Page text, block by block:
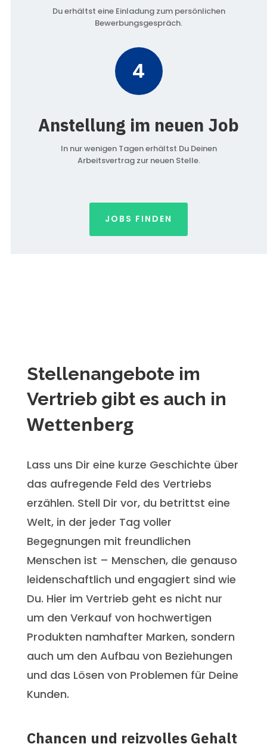
Du erhältst eine Einladung zum persönlichen
Bewerbungsgespräch.
4
Anstellung im neuen Job
In nur wenigen Tagen erhältst Du Deinen
Arbeitsvertrag zur neuen Stelle.
JOBS FINDEN
Stellenangebote im
Vertrieb gibt es auch in
Wettenberg
Lass uns Dir eine kurze Geschichte über
das aufregende Feld des Vertriebs
erzählen. Stell Dir vor, du betrittst eine
Welt, in der jeder Tag voller
Begegnungen mit freundlichen
Menschen ist – Menschen, die genauso
leidenschaftlich und engagiert sind wie
Du. Hier im Vertrieb geht es nicht nur
um den Verkauf von hochwertigen
Produkten namhafter Marken, sondern
auch um den Aufbau von Beziehungen
und das Lösen von Problemen für Deine
Kunden.
Chancen und reizvolles Gehalt